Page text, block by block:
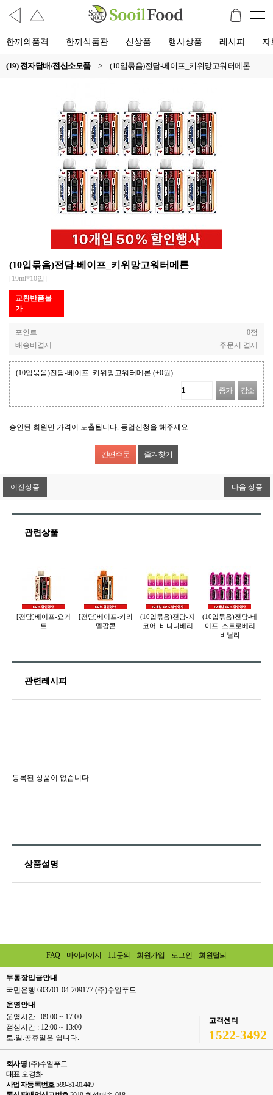
한끼의품격 한끼식품관 신상품 행사상품 레시피 자
(19) 전자담배/전산소모품 > (10입묶음)전담-베이프_키위망고워터메론
(10입묶음)전담-베이프_키위망고워터메론
[19ml*10입]
교환반품불
가
포인트
0점
배송비결제
주문시 결제
(10입묶음)전담-베이프_키위망고워터메론 (+0원)
증가 감소
승인된 회원만 가격이 노출됩니다. 등업신청을 해주세요
즐겨찾기
이전상품 다음 상품
관련상품
[전담]베이프-요거
트
[전담]베이프-카라
멜팝콘
(10입묶음)전담-지
코어_바나나베리
(10입묶음)전담-베
이프_스트로베리
바닐라
관련레시피
등록된 상품이 없습니다.
상품설명
FAQ 마이페이지 1:1문의 회원가입 로그인 회원탈퇴
무통장입금안내
국민은행 603701-04-209177 (주)수일푸드
운영안내
운영시간 : 09:00 ~ 17:00
점심시간 : 12:00 ~ 13:00
토.일.공휴일은 쉽니다.
고객센터
1522-3492
회사명 (주)수일푸드
대표오경화
사업자등록번호599-81-01449